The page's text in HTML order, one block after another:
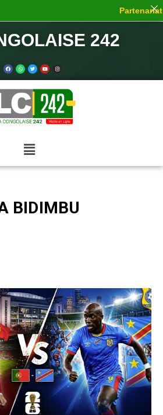
242
BIDIMBU
Partenariat